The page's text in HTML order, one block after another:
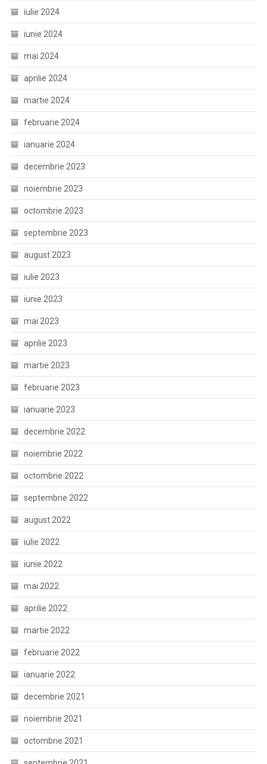
iulie 2024
iunie 2024
mai 2024
aprilie 2024
martie 2024
februarie 2024
ianuarie 2024
decembrie 2023
noiembrie 2023
octombrie 2023
septembrie 2023
august 2023
iulie 2023
iunie 2023
mai 2023
aprilie 2023
martie 2023
februarie 2023
ianuarie 2023
decembrie 2022
noiembrie 2022
octombrie 2022
septembrie 2022
august 2022
iulie 2022
iunie 2022
mai 2022
aprilie 2022
martie 2022
februarie 2022
ianuarie 2022
decembrie 2021
noiembrie 2021
octombrie 2021